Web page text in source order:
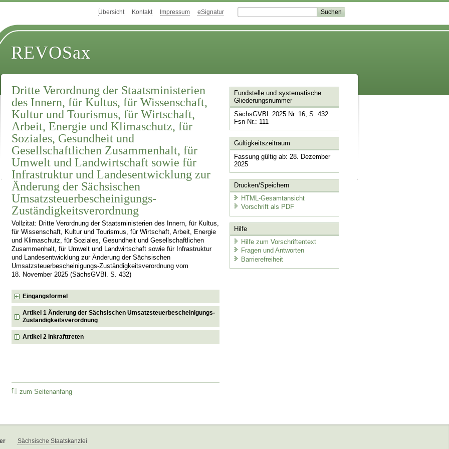
Übersicht Kontakt Impressum eSignatur
REVOSax
Dritte Verordnung der Staatsministerien
des Innern, für Kultus, für Wissenschaft,
Kultur und Tourismus, für Wirtschaft,
Arbeit, Energie und Klimaschutz, für
Soziales, Gesundheit und
Gesellschaftlichen Zusammenhalt, für
Umwelt und Landwirtschaft sowie für
Infrastruktur und Landesentwicklung zur
Änderung der Sächsischen
Umsatzsteuerbescheinigungs-
Zuständigkeitsverordnung
Vollzitat: Dritte Verordnung der Staatsministerien des Innern, für Kultus,
für Wissenschaft, Kultur und Tourismus, für Wirtschaft, Arbeit, Energie
und Klimaschutz, für Soziales, Gesundheit und Gesellschaftlichen
Zusammenhalt, für Umwelt und Landwirtschaft sowie für Infrastruktur
und Landesentwicklung zur Änderung der Sächsischen
Umsatzsteuerbescheinigungs-Zuständigkeitsverordnung vom
18. November 2025 (SächsGVBl. S. 432)
Eingangsformel
Artikel 1 Änderung der Sächsischen Umsatzsteuerbescheinigungs-
Zuständigkeitsverordnung
Artikel 2 Inkrafttreten
zum Seitenanfang
Fundstelle und systematische
Gliederungsnummer
SächsGVBl. 2025 Nr. 16, S. 432
Fsn-Nr.: 111
Gültigkeitszeitraum
Fassung gültig ab: 28. Dezember
2025
Drucken/Speichern
HTML-Gesamtansicht
Vorschrift als PDF
Hilfe
Hilfe zum Vorschriftentext
Fragen und Antworten
Barrierefreiheit
Sächsische Staatskanzlei